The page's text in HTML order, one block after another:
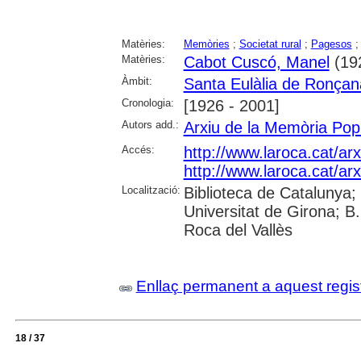
Matèries: Memòries ; Societat rural ; Pagesos ;
Matèries:
Cabot Cuscó, Manel
Àmbit: Santa Eulàlia de
Cronologia: [1926 - 2001]
Autors add.: Arxiu de la Memòria
Accés:
http://www.laroca.cat/
http://www.laroca.cat/
Localització: Biblioteca de
Universitat de Girona;
Roca del Vallès
Enllaç permanent a aquest
18 / 37